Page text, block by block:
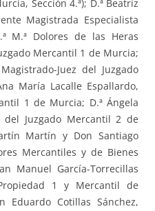
Sección 4.ª); D.ª Beatriz
Magistrada Especialista
M.ª Dolores de las Heras
Mercantil 1 de Murcia;
Juez del Juzgado
María Lacalle Espallardo,
1 de Murcia; D.ª Ángela
del Juzgado Mercantil 2 de
Martín y Don Santiago
Mercantiles y de Bienes
Manuel García-Torrecillas
1 y Mercantil de
Eduardo Cotillas Sánchez,